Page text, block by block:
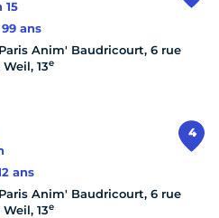
15
99 ans
Anim' Baudricourt, 6 rue
13e
4
ans
Anim' Baudricourt, 6 rue
13e